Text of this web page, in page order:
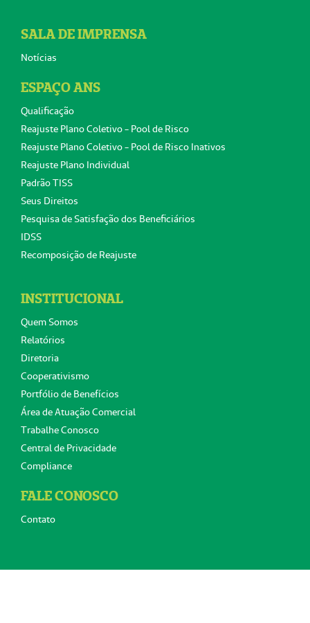
SALA DE IMPRENSA
Notícias
ESPAÇO ANS
Qualificação
Reajuste Plano Coletivo - Pool de Risco
Reajuste Plano Coletivo - Pool de Risco Inativos
Reajuste Plano Individual
Padrão TISS
Seus Direitos
Pesquisa de Satisfação dos Beneficiários
IDSS
Recomposição de Reajuste
INSTITUCIONAL
Quem Somos
Relatórios
Diretoria
Cooperativismo
Portfólio de Benefícios
Área de Atuação Comercial
Trabalhe Conosco
Central de Privacidade
Compliance
FALE CONOSCO
Contato